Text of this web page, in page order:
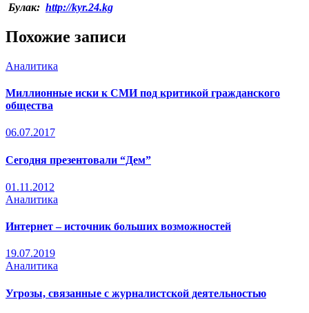
Булак: http://kyr.24.kg
Похожие записи
Аналитика
Миллионные иски к СМИ под критикой гражданского
общества
06.07.2017
Сегодня презентовали “Дем”
01.11.2012
Аналитика
Интернет – источник больших возможностей
19.07.2019
Аналитика
Угрозы, связанные с журналистской деятельностью